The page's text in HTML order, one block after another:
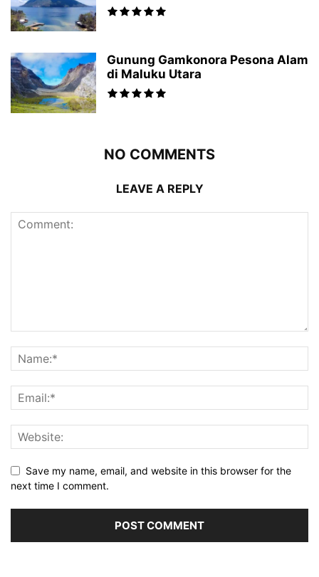
Gunung Gamkonora Pesona Alam
di Maluku Utara
NO COMMENTS
LEAVE A REPLY
Save my name, email, and website in this browser for the
next time I comment.